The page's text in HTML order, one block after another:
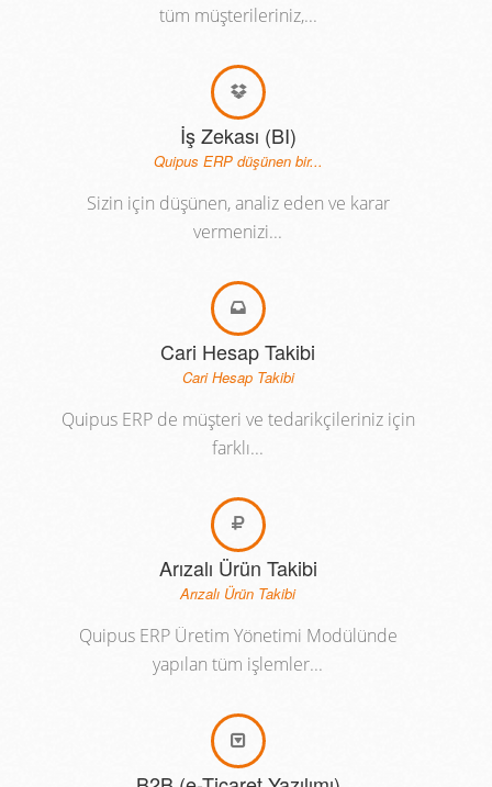
tüm müşterileriniz,...
İş Zekası (BI)
Quipus ERP düşünen bir...
Sizin için düşünen, analiz eden ve karar
vermenizi...
Cari Hesap Takibi
Cari Hesap Takibi
Quipus ERP de müşteri ve tedarikçileriniz için
farklı...
Arızalı Ürün Takibi
Arızalı Ürün Takibi
Quipus ERP Üretim Yönetimi Modülünde
yapılan tüm işlemler...